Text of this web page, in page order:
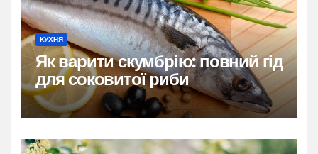
КУХНЯ
Як варити скумбрію: повний гід
для соковитої риби